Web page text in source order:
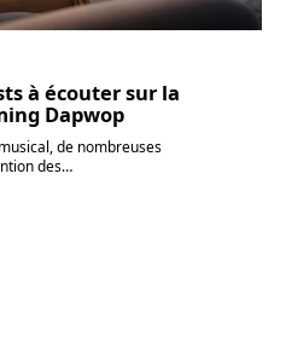
à écouter sur la
Dapwop
de nombreuses
des…